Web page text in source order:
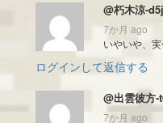
@朽木涼-d5j
7か月 ago
いやいや、
ログインして返信する
@出雲彼方-
7か月 ago